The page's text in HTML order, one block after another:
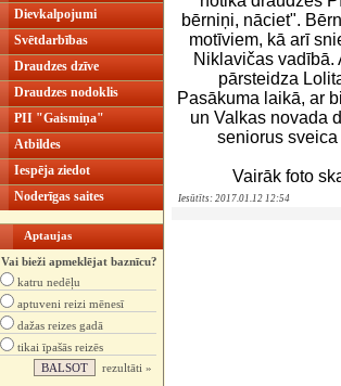
Dievkalpojumi
Svētdarbības
Draudzes dzīve
Draudzes nodoklis
PII "Gaismiņa"
Atbildes
Iespēja ziedot
Noderīgas saites
Aptaujas
Vai bieži apmeklējat baznīcu?
katru nedēļu
aptuveni reizi mēnesī
dažas reizes gadā
tikai īpašās reizēs
rezultāti »
bērniņi, nāciet".
motīviem, kā arī
Niklavičas vadībā.
pārsteidza
Pasākuma laikā, ar
un Valkas novada
seniorus
Vairāk foto
Iesūtīts: 2017.01.12 12:54